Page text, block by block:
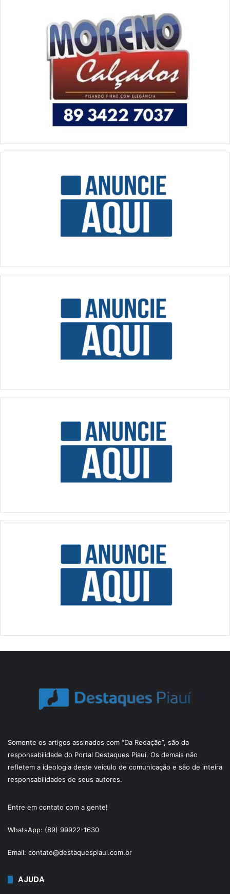
Somente os artigos assinados com “Da Redação”, são da
responsabilidade do Portal Destaques Piauí. Os demais não
refletem a ideologia deste veículo de comunicação e são de inteira
responsabilidades de seus autores.
Entre em contato com a gente!
WhatsApp: (89) 99922-1630
Email: contato@destaquespiaui.com.br
AJUDA